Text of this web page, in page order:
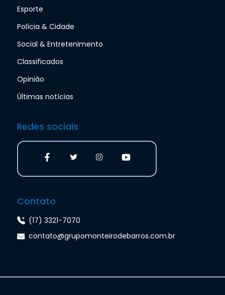
Esporte
Polícia & Cidade
Social & Entretenimento
Classificados
Opinião
Últimas notícias
Redes sociais
Contato
(17) 3321-7070
contato@grupomonteirodebarros.com.br